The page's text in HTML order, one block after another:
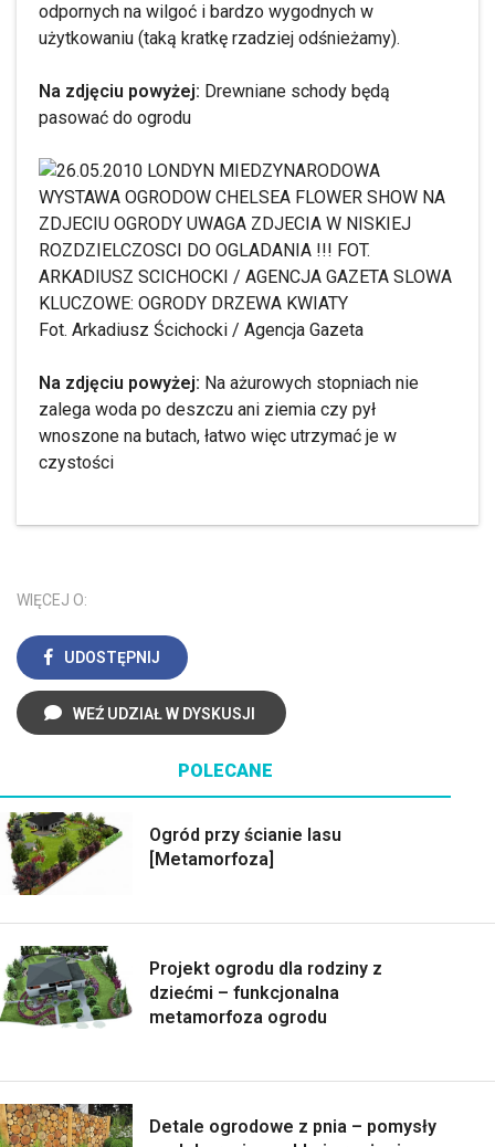
odpornych na wilgoć i bardzo wygodnych w
użytkowaniu (taką kratkę rzadziej odśnieżamy).
Na zdjęciu powyżej: Drewniane schody będą
pasować do ogrodu
Fot. Arkadiusz Ścichocki / Agencja Gazeta
Na zdjęciu powyżej: Na ażurowych stopniach nie
zalega woda po deszczu ani ziemia czy pył
wnoszone na butach, łatwo więc utrzymać je w
czystości
WIĘCEJ O:
UDOSTĘPNIJ
WEŹ UDZIAŁ W DYSKUSJI
POLECANE
Ogród przy ścianie lasu
[Metamorfoza]
Projekt ogrodu dla rodziny z
dziećmi – funkcjonalna
metamorfoza ogrodu
Detale ogrodowe z pnia – pomysły